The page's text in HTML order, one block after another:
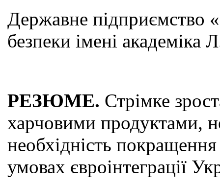
Державне підприємство
безпеки імені академіка
РЕЗЮМЕ. Стрімке
харчовими продуктами,
необхідність
умовах євроінтеграції